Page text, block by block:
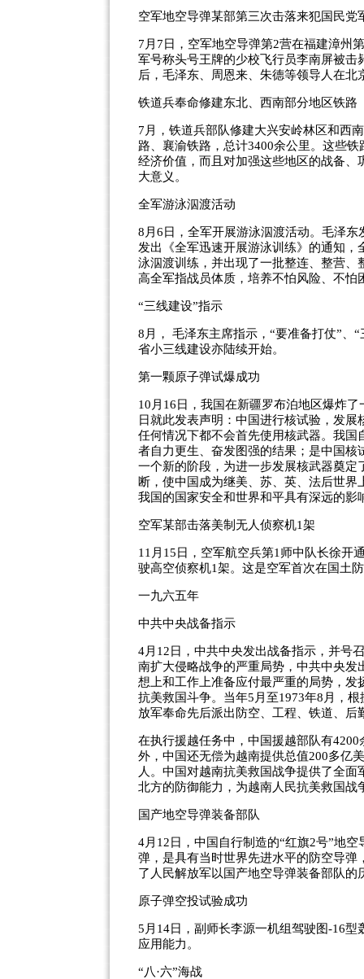
空军地空导弹某部第三次击落来犯国民党
7月7日，空军地空导弹第2营在福建漳州
军号称头号王牌的少校飞行员李南屏被
后，毛泽东、周恩来、朱德等领导人在
铁道兵奉命修建东北、西南部分地区铁路
7月，铁道兵部队修建大兴安岭林区和西
路、襄渝铁路，总计3400余公里。这些
经济价值，而且对加强这些地区的战备
大意义。
全军游泳泅渡活动
8月6日，全军开展游泳泅渡活动。毛泽
发出《全军迅速开展游泳训练》的通知
泳泅渡训练，并出现了一批整连、整营
高全军指战员体质，培养不怕风险、不
“三线建设”指示
8月， 毛泽东主席指示，“要准备打仗”、
省小三线建设亦陆续开始。
第一颗原子弹试爆成功
10月16日，我国在新疆罗布泊地区爆炸
日就此发表声明：中国进行核试验，发
任何情况下都不会首先使用核武器。我
者自力更生、奋发图强的结果；是中国
一个新的阶段，为进一步发展核武器奠
断，使中国成为继美、苏、英、法后世
我国的国家安全和世界和平具有深远的影
空军某部击落美制无人侦察机1架
11月15日，空军航空兵第1师中队长徐开
驶高空侦察机1架。这是空军首次在国土
一九六五年
中共中央战备指示
4月12日，中共中央发出战备指示，并号
南扩大侵略战争的严重局势，中共中央
想上和工作上准备应付最严重的局势，
抗美救国斗争。当年5月至1973年8月，
放军奉命先后派出防空、工程、铁道、
在执行援越任务中，中国援越部队有
外，中国还无偿为越南提供总值200多亿
人。中国对越南抗美救国战争提供了全
北方的防御能力，为越南人民抗美救国战
国产地空导弹装备部队
4月12日，中国自行制造的“红旗2号”地
弹，是具有当时世界先进水平的防空导
了人民解放军以国产地空导弹装备部队的
原子弹空投试验成功
5月14日，副师长李源一机组驾驶图-16
应用能力。
“八·六”海战